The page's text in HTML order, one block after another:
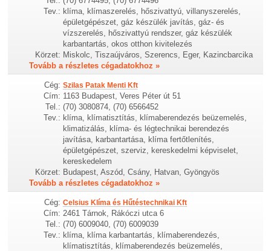
Tev.: klíma, klímaszerelés, hőszivattyú, villanyszerelés,
épületgépészet, gáz készülék javítás, gáz- és
vízszerelés, hőszivattyú rendszer, gáz készülék
karbantartás, okos otthon kivitelezés
Körzet: Miskolc, Tiszaújváros, Szerencs, Eger, Kazincbarcika
Tovább a részletes cégadatokhoz »
Cég: Szilas Patak Menti Kft
Cím: 1163 Budapest, Veres Péter út 51
Tel.: (70) 3080874, (70) 6566452
Tev.: klíma, klímatisztítás, klímaberendezés beüzemelés,
klimatizálás, klíma- és légtechnikai berendezés
javítása, karbantartása, klíma fertőtlenítés,
épületgépészet, szerviz, kereskedelmi képviselet,
kereskedelem
Körzet: Budapest, Aszód, Csány, Hatvan, Gyöngyös
Tovább a részletes cégadatokhoz »
Cég: Celsius Klíma és Hűtéstechnikai Kft
Cím: 2461 Tárnok, Rákóczi utca 6
Tel.: (70) 6009040, (70) 6009039
Tev.: klíma, klíma karbantartás, klímaberendezés,
klímatisztítás, klímaberendezés beüzemelés,